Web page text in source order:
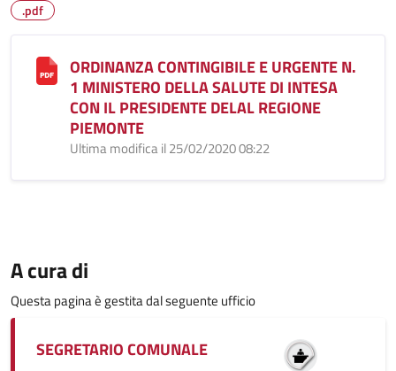
.pdf
ORDINANZA CONTINGIBILE E URGENTE N.
1 MINISTERO DELLA SALUTE DI INTESA
CON IL PRESIDENTE DELAL REGIONE
PIEMONTE
Ultima modifica il 25/02/2020 08:22
A cura di
Questa pagina è gestita dal seguente ufficio
SEGRETARIO COMUNALE